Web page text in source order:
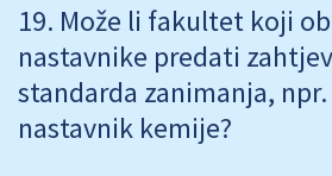
Može li fakultet koji
nastavnike predati
standarda zanimanja,
nastavnik kemije?